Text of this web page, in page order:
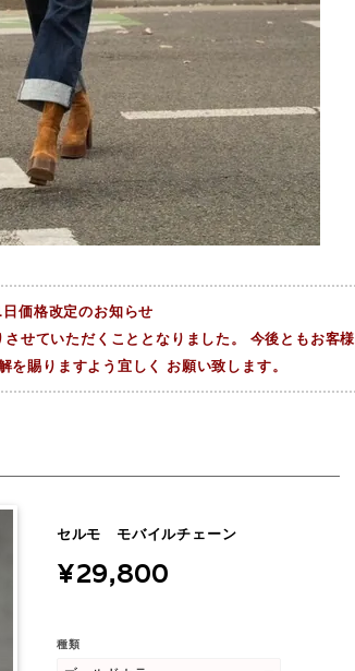
価格改定のお知らせ
ていただくこととなりました。 今後ともお客
を賜りますよう宜しく お願い致します。
セルモ モバイルチェーン
¥29,800
種類